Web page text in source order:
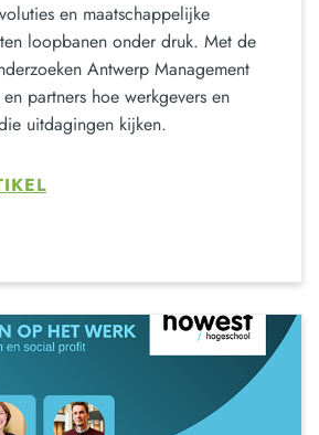
en maatschappelijke
loopbanen onder druk. Met de
Antwerp Management
partners hoe werkgevers en
uitdagingen kijken.